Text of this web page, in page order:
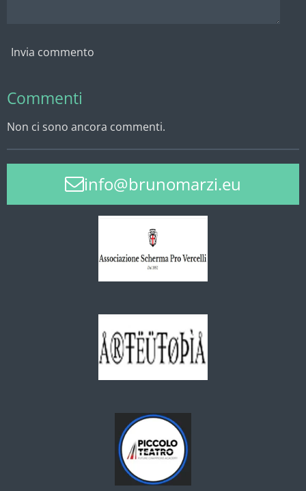
Invia commento
Commenti
Non ci sono ancora commenti.
info@brunomarzi.eu